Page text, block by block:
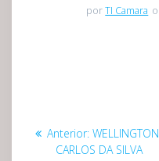
porTI Camara
PostAnterior: Post
anterior:
WELLINGTON
CARLOS DA SILVA